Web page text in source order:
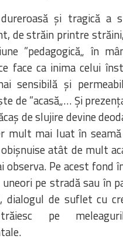
și tragică a
de străin printre
”pedagogică„ în
face ca inima celui
sensibilă și
de ”acasă„… Și
de slujire devine
mult mai luat în
atât de mult
observa. Pe acest fond
uneori pe stradă sau în
dialogul de suflet cu
pe